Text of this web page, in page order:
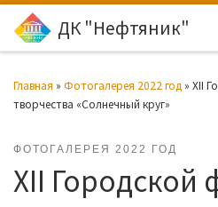
Перейти к содержимому
ДК "Нефтяник"
Главная » Фотогалерея 2022 год » XII
творчества «Солнечный круг»
ФОТОГАЛЕРЕЯ 2022 ГОД
XII Городской